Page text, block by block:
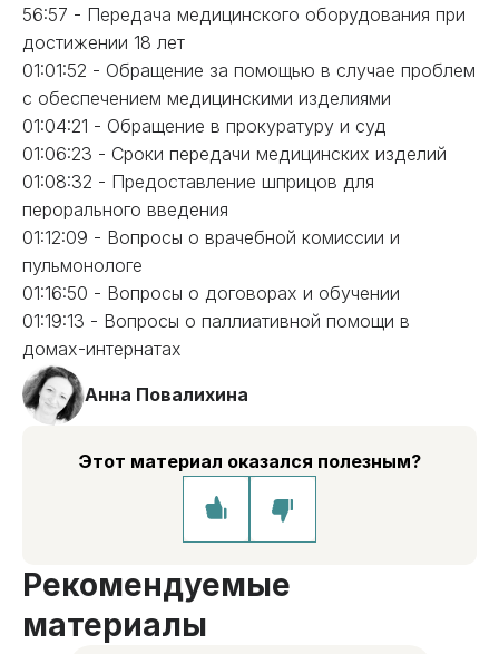
56:57 - Передача медицинского оборудования при
достижении 18 лет
01:01:52 - Обращение за помощью в случае проблем
с обеспечением медицинскими изделиями
01:04:21 - Обращение в прокуратуру и суд
01:06:23 - Сроки передачи медицинских изделий
01:08:32 - Предоставление шприцов для
перорального введения
01:12:09 - Вопросы о врачебной комиссии и
пульмонологе
01:16:50 - Вопросы о договорах и обучении
01:19:13 - Вопросы о паллиативной помощи в
домах-интернатах
Анна Повалихина
Этот материал оказался полезным?
Рекомендуемые
материалы